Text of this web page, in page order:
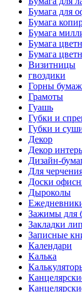
Бумага для
Бумага
Бумага
Бумага
Бумага
Визитницы
гвоздики
Горны
Грамоты
Гуашь
Губки и
Губки и
Декор
Декор
Дизайн-
Для
Доски
Дыроколы
Зажимы для
Закладки
Записные
Календари
Калька